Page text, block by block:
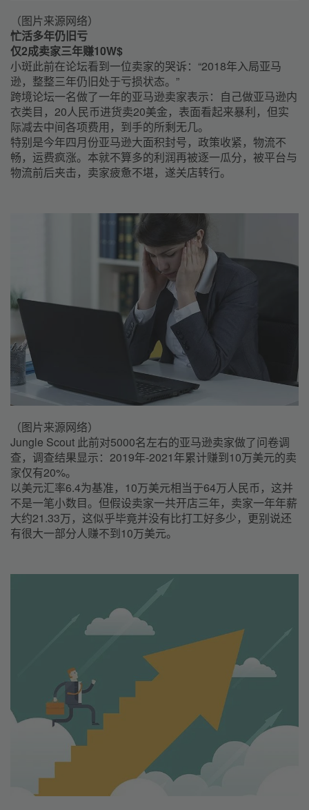
（图片来源网络）
忙活多年仍旧亏
仅2成卖家三年赚10W$
小斑此前在论坛看到一位卖家的哭诉：“2018年入局亚马
逊，整整三年仍旧处于亏损状态。”
跨境论坛一名做了一年的亚马逊卖家表示：自己做亚马逊内
衣类目，20人民币进货卖20美金，表面看起来暴利，但实
际减去中间各项费用，到手的所剩无几。
特别是今年四月份亚马逊大面积封号，政策收紧，物流不
畅，运费疯涨。本就不算多的利润再被逐一瓜分，被平台与
物流前后夹击，卖家疲惫不堪，遂关店转行。
（图片来源网络）
Jungle Scout 此前对5000名左右的亚马逊卖家做了问卷调
查，调查结果显示：2019年-2021年累计赚到10万美元的卖
家仅有20%。
以美元汇率6.4为基准，10万美元相当于64万人民币，这并
不是一笔小数目。但假设卖家一共开店三年，卖家一年年薪
大约21.33万，这似乎毕竟并没有比打工好多少，更别说还
有很大一部分人赚不到10万美元。